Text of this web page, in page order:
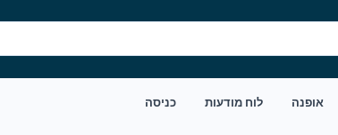
אופנה לוח מודעות כניסה